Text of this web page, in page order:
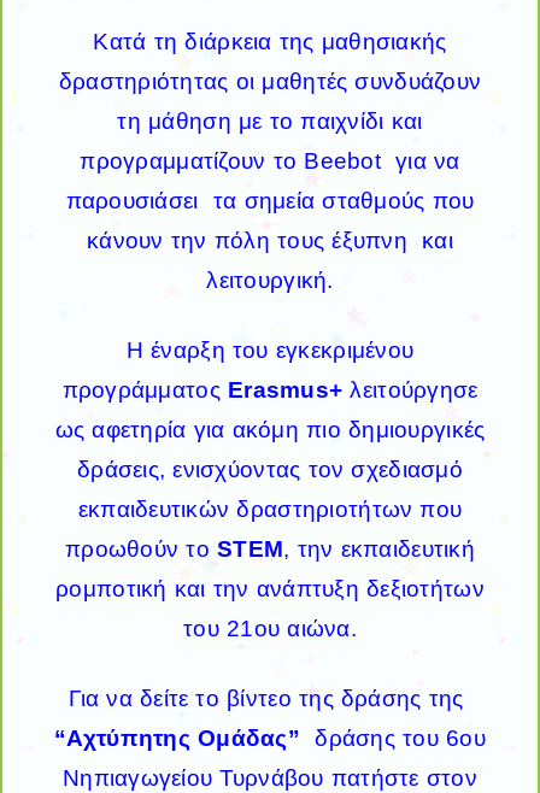
Κατά τη διάρκεια της μαθησιακής
δραστηριότητας οι μαθητές συνδυάζουν
τη μάθηση με το παιχνίδι και
προγραμματίζουν το Beebot για να
παρουσιάσει τα σημεία σταθμούς που
κάνουν την πόλη τους έξυπνη και
λειτουργική.
Η έναρξη του εγκεκριμένου
προγράμματος Erasmus+ λειτούργησε
ως αφετηρία για ακόμη πιο δημιουργικές
δράσεις, ενισχύοντας τον σχεδιασμό
εκπαιδευτικών δραστηριοτήτων που
προωθούν τοSTEM, την εκπαιδευτική
ρομποτική και την ανάπτυξη δεξιοτήτων
του 21ου αιώνα.
Για να δείτε το βίντεο της δράσης της
“Αχτύπητης Ομάδας” δράσης του 6ου
Νηπιαγωγείου Τυρνάβου πατήστε στον